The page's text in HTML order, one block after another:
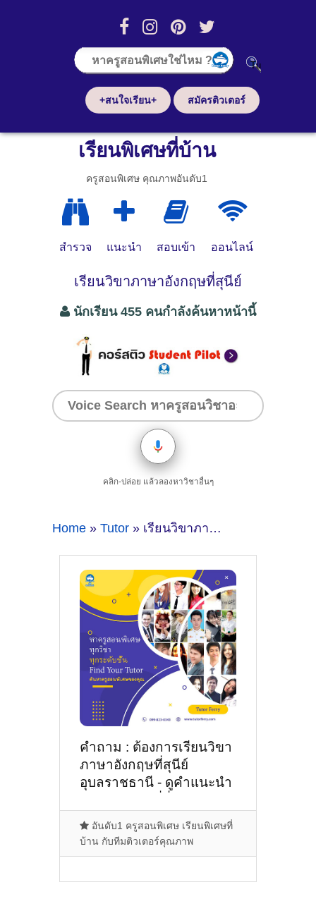
+สนใจเรียน+ สมัครติวเตอร์
เรียนพิเศษที่บ้าน
ครูสอนพิเศษ คุณภาพอันดับ1
สำรวจ แนะนำ สอบเข้า ออนไลน์
เรียนวิขาภาษาอังกฤษที่สุนีย์
นักเรียน 455 คนกำลังค้นหาหน้านี้
คลิก-ปล่อย แล้วลองหาวิชาอื่นๆ
Home » Tutor » เรียนวิขาภาษาอังกฤษที่สุนีย์
คำถาม : ต้องการเรียนวิขา
ภาษาอังกฤษที่สุนีย์
อุบลราชธานี - ดูคำแนะนำ
อันดับ1 ครูสอนพิเศษ เรียนพิเศษที่
บ้าน กับทีมติวเตอร์คุณภาพ